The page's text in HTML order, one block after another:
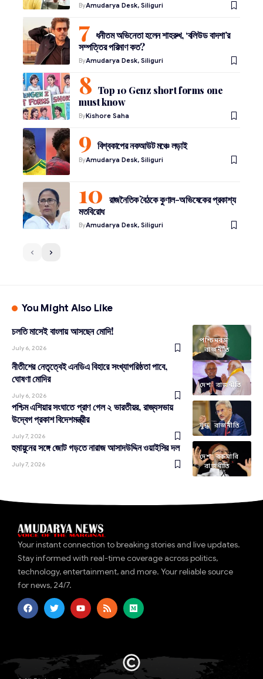
ByAmudarya Desk, Siliguri
ধনীতম অভিনেতা হলেন শাহরুখ, ‘বলিউড বাদশা’র
সম্পত্তির পরিমাণ কত?
ByAmudarya Desk, Siliguri
Top 10 Genz short forms one
must know
ByKishore Saha
বিশ্বকাপের নকআউট মঞ্চে লড়াই
ByAmudarya Desk, Siliguri
রাজনৈতিক বৈঠকে কুণাল-অভিষেকের প্রকাশ্য
মতবিরোধ
ByAmudarya Desk, Siliguri
You Might Also Like
পশ্চিমবঙ্গ
রাজনীতি
চলতি মাসেই বাংলায় আসছেন মোদি!
July 6, 2026
দেশ রাজনীতি
নীতীশের নেতৃত্বেই এনডিএ বিহারে সংখ্যাগরিষ্ঠতা পাবে,
ঘোষণা মোদির
July 6, 2026
যুদ্ধ রাজনীতি
পশ্চিম এশিয়ার সংঘাতে প্রাণ গেল ২ ভারতীয়র, রাজ্যসভায়
উদ্বেগ প্রকাশ বিদেশমন্ত্রীর
July 7, 2026
দেশ রকমারি
রাজনীতি
হুমায়ুনের সঙ্গে জোট গড়তে নারাজ আসাদউদ্দিন ওয়াইসির দল
July 7, 2026
Your instant connection to breaking stories and live updates.
Stay informed with real-time coverage across politics,
technology, entertainment, and more. Your reliable source
for news, 24/7.